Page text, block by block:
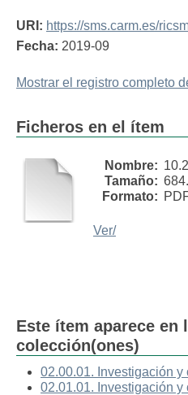
URI: https://sms.carm.es/
Fecha: 2019-09
Mostrar el registro completo
Ficheros en el ítem
Nombre:
Tamaño:
Formato:
Ver/
Este ítem aparece en
colección(ones)
02.00.01. Investigación
02.01.01. Investigación